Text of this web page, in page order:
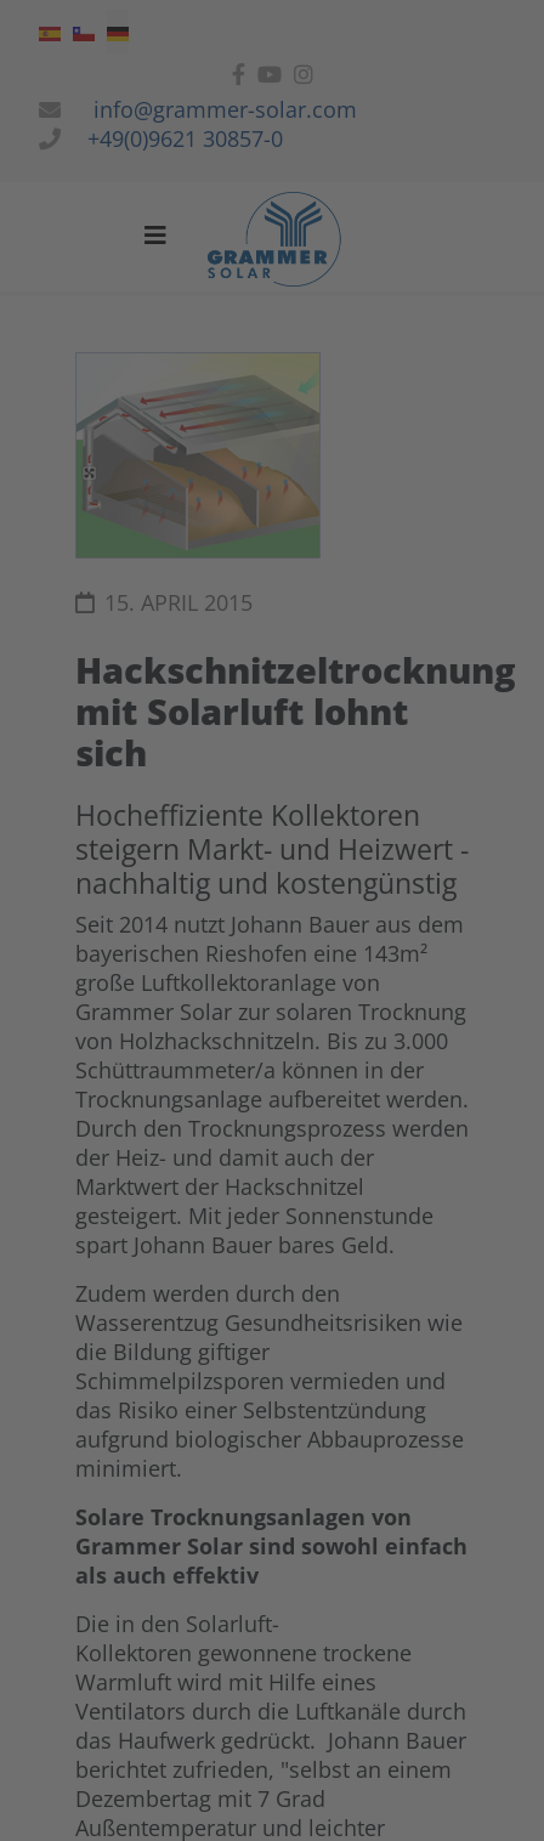
Sprache auswählen
info@grammer-solar.com
+49(0)9621 30857-0
15. APRIL 2015
Hackschnitzeltrocknung
mit Solarluft lohnt
sich
Hocheffiziente Kollektoren
steigern Markt- und Heizwert -
nachhaltig und kostengünstig
Seit 2014 nutzt Johann Bauer aus dem
bayerischen Rieshofen eine 143m²
große Luftkollektoranlage von
Grammer Solar zur solaren Trocknung
von Holzhackschnitzeln. Bis zu 3.000
Schüttraummeter/a können in der
Trocknungsanlage aufbereitet werden.
Durch den Trocknungsprozess werden
der Heiz- und damit auch der
Marktwert der Hackschnitzel
gesteigert. Mit jeder Sonnenstunde
spart Johann Bauer bares Geld.
Zudem werden durch den
Wasserentzug Gesundheitsrisiken wie
die Bildung giftiger
Schimmelpilzsporen vermieden und
das Risiko einer Selbstentzündung
aufgrund biologischer Abbauprozesse
minimiert.
Solare Trocknungsanlagen von
Grammer Solar sind sowohl einfach
als auch effektiv
Die in den Solarluft-
Kollektoren gewonnene trockene
Warmluft wird mit Hilfe eines
Ventilators durch die Luftkanäle durch
das Haufwerk gedrückt. Johann Bauer
berichtet zufrieden, "selbst an einem
Dezembertag mit 7 Grad
Außentemperatur und leichter